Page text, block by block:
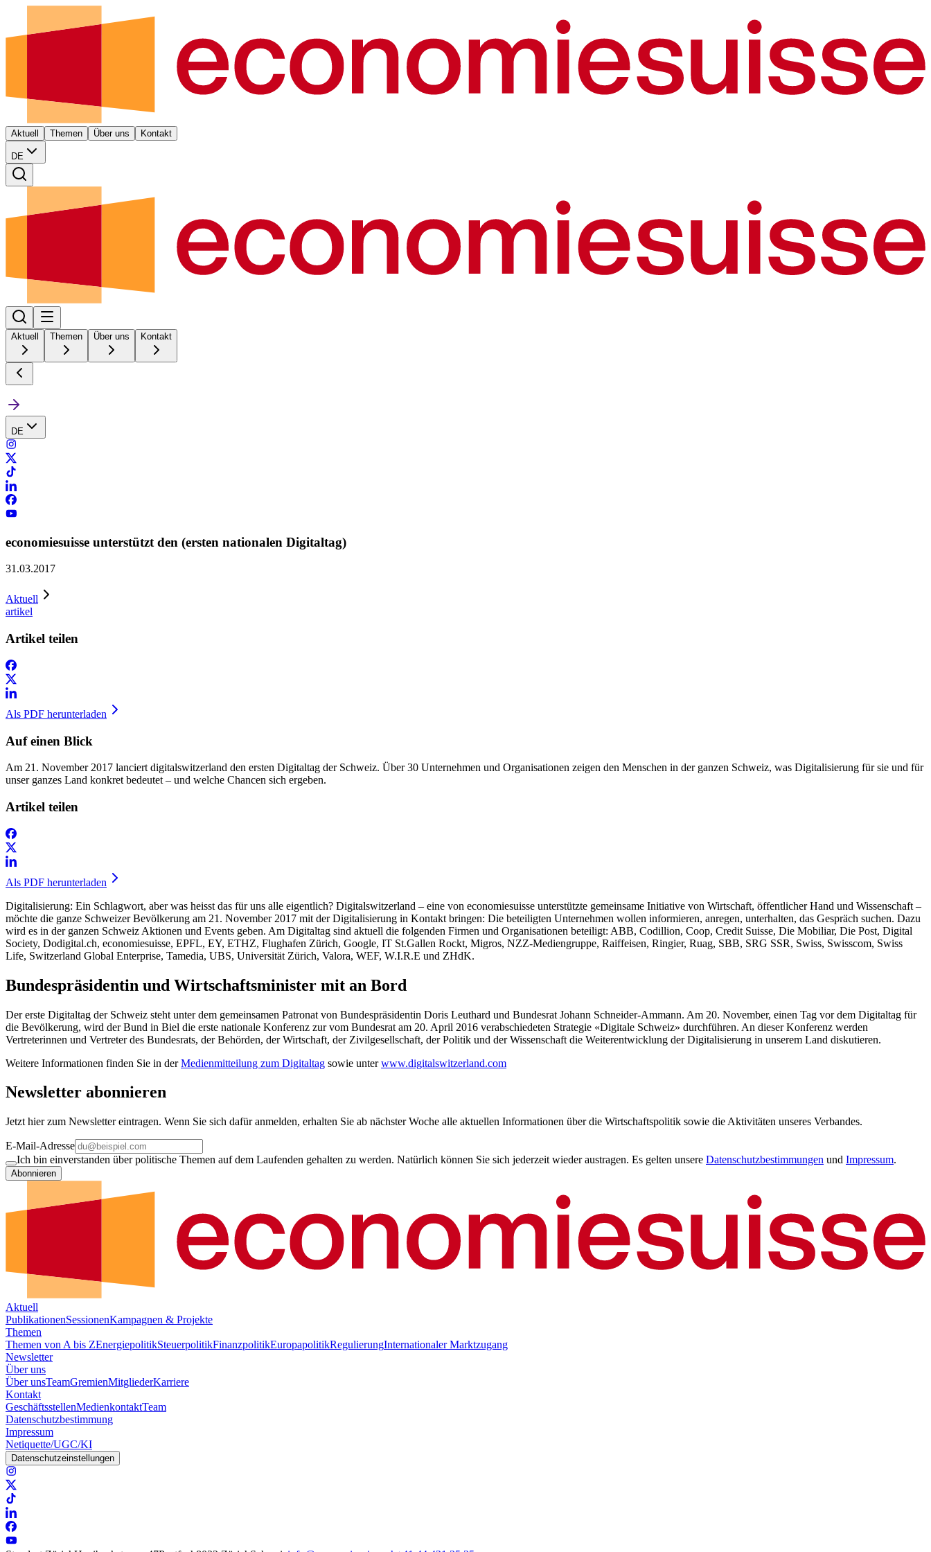
Aktuell Themen Über uns Kontakt
DE
Aktuell Themen Über uns Kontakt
DE
economiesuisse unterstützt den (ersten nationalen Digitaltag)
31.03.2017
Aktuell
artikel
Artikel teilen
Als PDF herunterladen
Auf einen Blick
Am 21. November 2017 lanciert digitalswitzerland den ersten Digitaltag der Schweiz. Über 30 Unternehmen und Organisationen zeigen den Menschen in der ganzen Schweiz, was Digitalisierung für sie und für
unser ganzes Land konkret bedeutet – und welche Chancen sich ergeben.
Artikel teilen
Als PDF herunterladen
Digitalisierung: Ein Schlagwort, aber was heisst das für uns alle eigentlich? Digitalswitzerland – eine von economiesuisse unterstützte gemeinsame Initiative von Wirtschaft, öffentlicher Hand und Wissenschaft –
möchte die ganze Schweizer Bevölkerung am 21. November 2017 mit der Digitalisierung in Kontakt bringen: Die beteiligten Unternehmen wollen informieren, anregen, unterhalten, das Gespräch suchen. Dazu
wird es in der ganzen Schweiz Aktionen und Events geben. Am Digitaltag sind aktuell die folgenden Firmen und Organisationen beteiligt: ABB, Codillion, Coop, Credit Suisse, Die Mobiliar, Die Post, Digital
Society, Dodigital.ch, economiesuisse, EPFL, EY, ETHZ, Flughafen Zürich, Google, IT St.Gallen Rockt, Migros, NZZ-Mediengruppe, Raiffeisen, Ringier, Ruag, SBB, SRG SSR, Swiss, Swisscom, Swiss
Life, Switzerland Global Enterprise, Tamedia, UBS, Universität Zürich, Valora, WEF, W.I.R.E und ZHdK.
Bundespräsidentin und Wirtschaftsminister mit an Bord
Der erste Digitaltag der Schweiz steht unter dem gemeinsamen Patronat von Bundespräsidentin Doris Leuthard und Bundesrat Johann Schneider-Ammann. Am 20. November, einen Tag vor dem Digitaltag für
die Bevölkerung, wird der Bund in Biel die erste nationale Konferenz zur vom Bundesrat am 20. April 2016 verabschiedeten Strategie «Digitale Schweiz» durchführen. An dieser Konferenz werden
Vertreterinnen und Vertreter des Bundesrats, der Behörden, der Wirtschaft, der Zivilgesellschaft, der Politik und der Wissenschaft die Weiterentwicklung der Digitalisierung in unserem Land diskutieren.
Weitere Informationen finden Sie in derMedienmitteilung zum Digitaltag sowie unterwww.digitalswitzerland.com
Newsletter abonnieren
Jetzt hier zum Newsletter eintragen. Wenn Sie sich dafür anmelden, erhalten Sie ab nächster Woche alle aktuellen Informationen über die Wirtschaftspolitik sowie die Aktivitäten unseres Verbandes.
E-Mail-Adresse
Ich bin einverstanden über politische Themen auf dem Laufenden gehalten zu werden. Natürlich können Sie sich jederzeit wieder austragen. Es gelten unsere Datenschutzbestimmungen und Impressum.
Abonnieren
Aktuell
PublikationenSessionenKampagnen & Projekte
Themen
Themen von A bis ZEnergiepolitikSteuerpolitikFinanzpolitikEuropapolitikRegulierungInternationaler Marktzugang
Newsletter
Über uns
Über unsTeamGremienMitgliederKarriere
Kontakt
GeschäftsstellenMedienkontaktTeam
Datenschutzbestimmung
Impressum
Netiquette/UGC/KI
Datenschutzeinstellungen